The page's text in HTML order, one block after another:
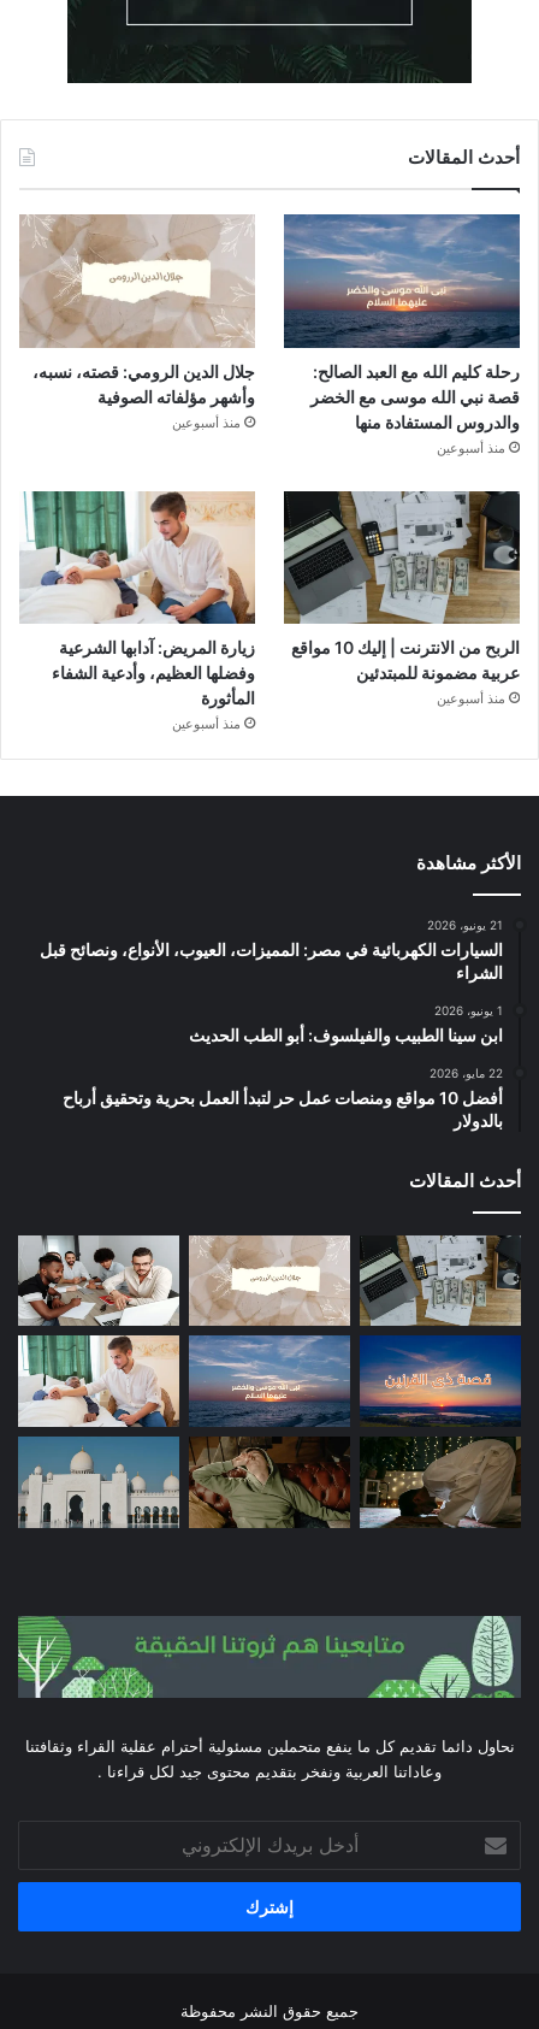
أحدث المقالات
رحلة كليم الله مع العبد الصالح:
قصة نبي الله موسى مع الخضر
والدروس المستفادة منها
منذ أسبوعين
جلال الدين الرومي: قصته، نسبه،
وأشهر مؤلفاته الصوفية
منذ أسبوعين
الربح من الانترنت | إليك 10 مواقع
عربية مضمونة للمبتدئين
منذ أسبوعين
زيارة المريض: آدابها الشرعية
وفضلها العظيم، وأدعية الشفاء
المأثورة
منذ أسبوعين
الأكثر مشاهدة
21 يونيو، 2026
السيارات الكهربائية في مصر: المميزات، العيوب، الأنواع، ونصائح قبل
الشراء
1 يونيو، 2026
ابن سينا الطبيب والفيلسوف: أبو الطب الحديث
22 مايو، 2026
أفضل 10 مواقع ومنصات عمل حر لتبدأ العمل بحرية وتحقيق أرباح
بالدولار
أحدث المقالات
نحاول دائما تقديم كل ما ينفع متحملين مسئولية أحترام عقلية القراء وثقافتنا
وعاداتنا العربية ونفخر بتقديم محتوى جيد لكل قراءنا .
بريدك
الإلكتروني
جميع حقوق النشر محفوظة